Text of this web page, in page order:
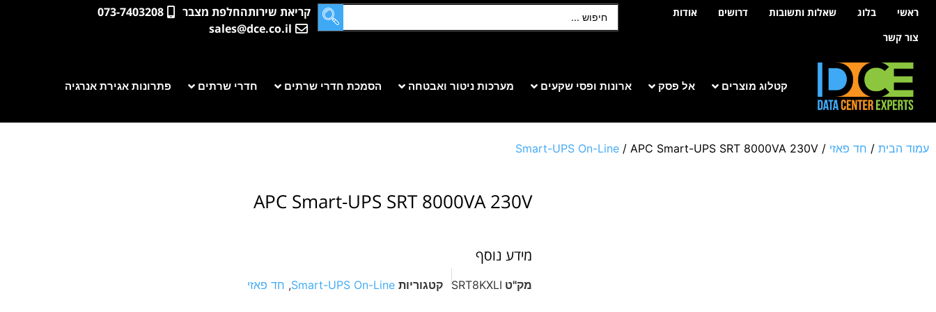
לתוכןראשי בלוג שאלות ותשובות דרושים
אודות
צור קשר
קריאת שירותהחלפת מצבר
073-7403208
sales@dce.co.il
קטלוג מוצרים אל פסק ארונות ופסי שקעים מערכות ניטור ואבטחה הסמכת חדרי שרתים חדרי שרתים פתרונות אגירת אנרגיה
עמוד הבית / חד פאזי /
Smart-UPS On-Line / APC Smart-UPS SRT 8000VA 230V
APC Smart-UPS SRT 8000VA 230V
מידע נוסף
מק"ט SRT8KXLI קטגוריות Smart-UPS On-Line
, חד פאזי